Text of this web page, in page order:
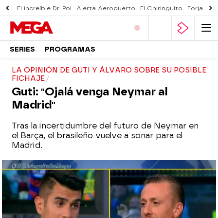
El increíble Dr. Pol Alerta Aeropuerto El Chiringuito Forjado
SERIES PROGRAMAS
LA OPINIÓN DE GUTI Y ÁLVARO SOBRE SU POSIBLE
FICHAJE
Guti: "Ojalá venga Neymar al
Madrid"
Tras la incertidumbre del futuro de Neymar en
el Barça, el brasileño vuelve a sonar para el
Madrid.